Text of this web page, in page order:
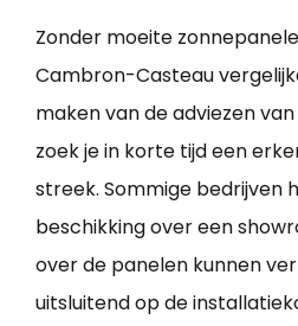
Zonder moeite
Cambron-Casteau
maken van de adviezen
zoek je in korte tijd een
streek. Sommige bedrijven
beschikking over een
over de panelen kunnen
uitsluitend op de